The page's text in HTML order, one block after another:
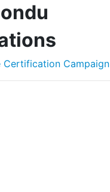
Certification Campaign